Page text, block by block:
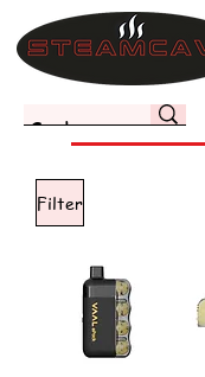
Filter